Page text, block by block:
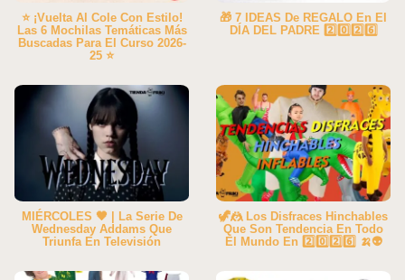
⭐ ¡Vuelta Al Cole Con Estilo!
Las 6 Mochilas Temáticas Más
Buscadas Para El Curso 2026-
25 ⭐
🎁 7 IDEAS De REGALO En El
DÍA DEL PADRE 2️⃣0️⃣2️⃣6️⃣
MIÉRCOLES 🖤 | La Serie De
Wednesday Addams Que
Triunfa En Televisión
🦖🤼 Los Disfraces Hinchables
Que Son Tendencia En Todo
El Mundo En 2️⃣0️⃣2️⃣6️⃣ 🍌👽